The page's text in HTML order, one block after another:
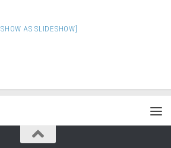
[SHOW AS SLIDESHOW]